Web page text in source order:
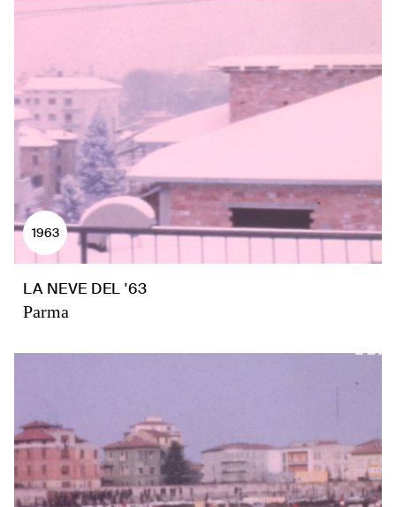
1963
LA NEVE DEL '63
Parma